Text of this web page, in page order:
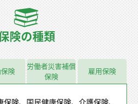
険の種類
険
労働者災害補償
保険
雇用保険
険、国民健康保険、介護保険、